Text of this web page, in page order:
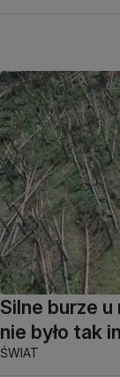
Silne burze
nie było tak
ŚWIAT